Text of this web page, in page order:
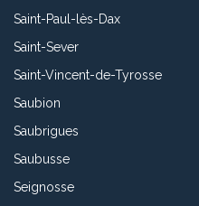
Saint-Paul-lès-Dax
Saint-Sever
Saint-Vincent-de-Tyrosse
Saubion
Saubrigues
Saubusse
Seignosse